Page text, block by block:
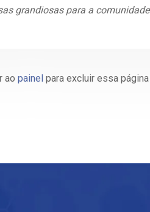
grandiosas para a
ao painel para excluir essa